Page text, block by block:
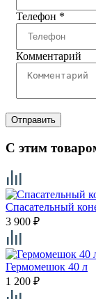
Телефон *
Комментарий
Отправить
С этим
Спасательный
3 900 ₽
Гермомешок 40 л
1 200 ₽